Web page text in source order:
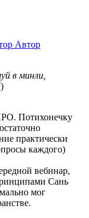
Автор
в минли,
)
Потихонечку
практически
каждого)
вебинар,
Сань
мог